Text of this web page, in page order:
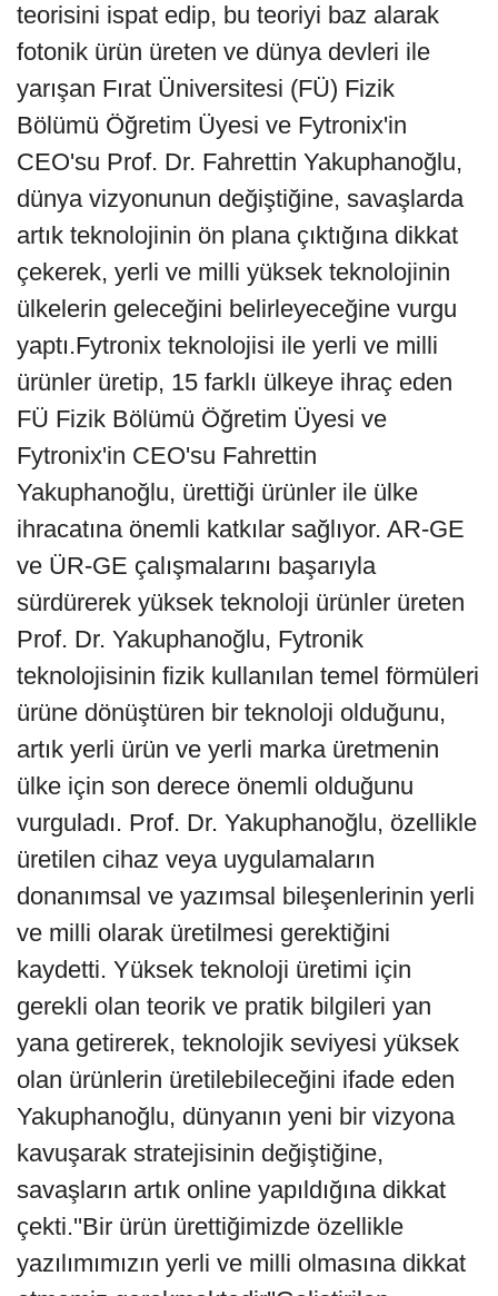
teorisini ispat edip, bu teoriyi baz alarak
fotonik ürün üreten ve dünya devleri ile
yarışan Fırat Üniversitesi (FÜ) Fizik
Bölümü Öğretim Üyesi ve Fytronix'in
CEO'su Prof. Dr. Fahrettin Yakuphanoğlu,
dünya vizyonunun değiştiğine, savaşlarda
artık teknolojinin ön plana çıktığına dikkat
çekerek, yerli ve milli yüksek teknolojinin
ülkelerin geleceğini belirleyeceğine vurgu
yaptı.Fytronix teknolojisi ile yerli ve milli
ürünler üretip, 15 farklı ülkeye ihraç eden
FÜ Fizik Bölümü Öğretim Üyesi ve
Fytronix'in CEO'su Fahrettin
Yakuphanoğlu, ürettiği ürünler ile ülke
ihracatına önemli katkılar sağlıyor. AR-GE
ve ÜR-GE çalışmalarını başarıyla
sürdürerek yüksek teknoloji ürünler üreten
Prof. Dr. Yakuphanoğlu, Fytronik
teknolojisinin fizik kullanılan temel förmüleri
ürüne dönüştüren bir teknoloji olduğunu,
artık yerli ürün ve yerli marka üretmenin
ülke için son derece önemli olduğunu
vurguladı. Prof. Dr. Yakuphanoğlu, özellikle
üretilen cihaz veya uygulamaların
donanımsal ve yazımsal bileşenlerinin yerli
ve milli olarak üretilmesi gerektiğini
kaydetti. Yüksek teknoloji üretimi için
gerekli olan teorik ve pratik bilgileri yan
yana getirerek, teknolojik seviyesi yüksek
olan ürünlerin üretilebileceğini ifade eden
Yakuphanoğlu, dünyanın yeni bir vizyona
kavuşarak stratejisinin değiştiğine,
savaşların artık online yapıldığına dikkat
çekti.''Bir ürün ürettiğimizde özellikle
yazılımımızın yerli ve milli olmasına dikkat